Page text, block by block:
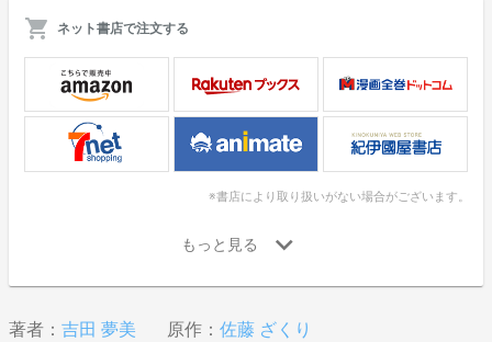
ネット書店で注文する
※書店により取り扱いがない場合がございます。
著者： 吉田 夢美 原作： 佐藤 ざくり